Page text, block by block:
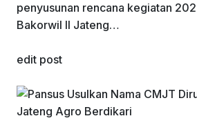
penyusunan rencana kegiatan
Bakorwil II Jateng…
edit post